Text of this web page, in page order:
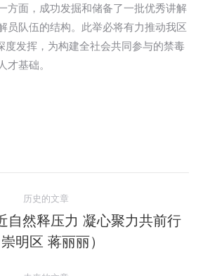
方面，成功发掘和储备了一批优秀讲解
员队伍的结构。此举必将有力推动我区
度发挥，为构建全社会共同参与的禁毒
基础。
历史的文章
历
史
自然释压力 凝心聚力共前行
崇明区 蒋丽丽）